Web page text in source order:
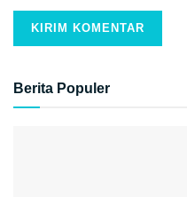
Berita Populer